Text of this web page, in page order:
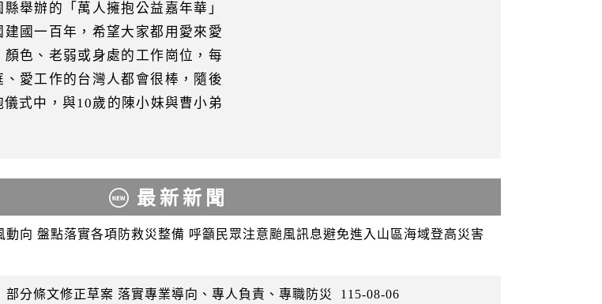
舉辦的「萬人擁抱公益嘉年華」
國一百年，希望大家都用愛來愛
色、老弱或身處的工作崗位，每
愛工作的台灣人都會很棒，隨後
式中，與10歲的陳小妹與曹小弟
最新新聞
動向 盤點落實各項防救災整備 呼籲民眾注意颱風訊息避免進入山區海域登高災害
部分條文修正草案 落實專業導向、專人負責、專職防災 115-08-06